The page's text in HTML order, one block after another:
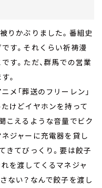
りかぶりました。番組史
す。それくらい祈祷漫
す。ただ、群馬での営業
。
メ「葬送のフリーレン」
けどイヤホンを持って
こえるような音量でビク
ジャーに充電器を貸し
きてびっくり。要は餃子
を渡してくるマネジャ
ない？なんで餃子を渡し